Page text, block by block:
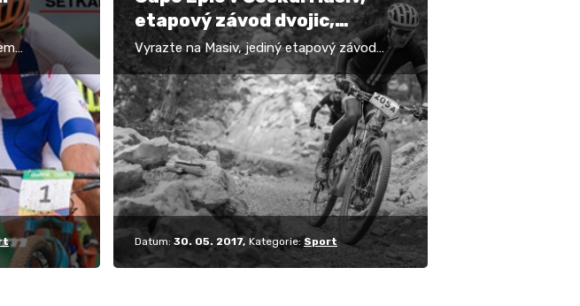
v
zlaté a
etapový závod dvojic,
startuje první ročník!
Vyrazte na Masiv, jediný etapový závod
dvojic v Česku, který se nechal inspirovat
těmi nejdobrodružnějšími závody světa. Ten
český je navíc…
Datum: 30. 05. 2017 Kategorie: Sport